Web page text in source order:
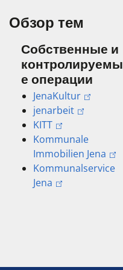
Обзор тем
Собственные и
контролируемы
е операции
JenaKultur
jenarbeit
KITT
Kommunale
Immobilien Jena
Kommunalservice
Jena